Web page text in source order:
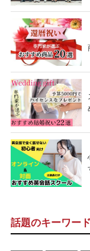
話題のキーワード